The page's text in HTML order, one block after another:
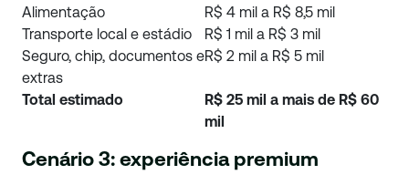
Alimentação
R$ 4 mil a R$ 8,5 mil
Transporte local e estádio
R$ 1 mil a R$ 3 mil
Seguro, chip, documentos e
extras
R$ 2 mil a R$ 5 mil
Total estimado
R$ 25 mil a mais de R$ 60
mil
Cenário 3: experiência premium